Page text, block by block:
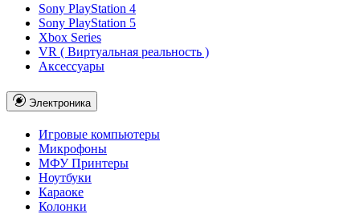
Sony PlayStation 4
Sony PlayStation 5
Xbox Series
VR ( Виртуальная реальность )
Аксессуары
Электроника
Игровые компьютеры
Микрофоны
МФУ Принтеры
Ноутбуки
Караоке
Колонки